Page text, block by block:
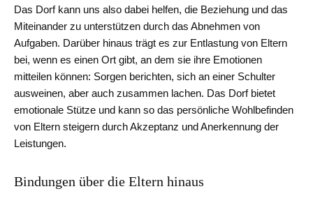
Das Dorf kann uns also dabei helfen, die Beziehung und das
Miteinander zu unterstützen durch das Abnehmen von
Aufgaben. Darüber hinaus trägt es zur Entlastung von Eltern
bei, wenn es einen Ort gibt, an dem sie ihre Emotionen
mitteilen können: Sorgen berichten, sich an einer Schulter
ausweinen, aber auch zusammen lachen. Das Dorf bietet
emotionale Stütze und kann so das persönliche Wohlbefinden
von Eltern steigern durch Akzeptanz und Anerkennung der
Leistungen.
Bindungen über die Eltern hinaus